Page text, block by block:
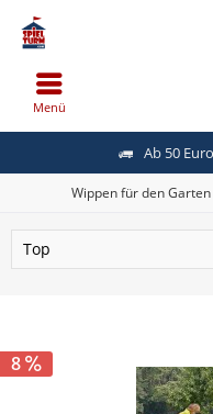
Ab 50
Menü
Wippen für den Garten
8